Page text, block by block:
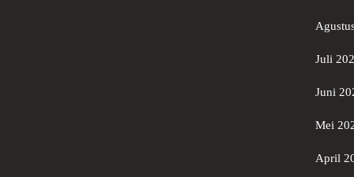
Juli
Juni
Mei
April